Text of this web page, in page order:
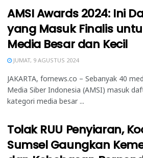
AMSI Awards 2024: Ini
yang Masuk Finalis
Media Besar dan Kecil
JUMAT, 9 AGUSTUS 2024
JAKARTA, fornews.co – Sebanyak 40
Media Siber Indonesia (AMSI) masuk
kategori media besar ...
Tolak RUU Penyiaran,
Sumsel Gaungkan